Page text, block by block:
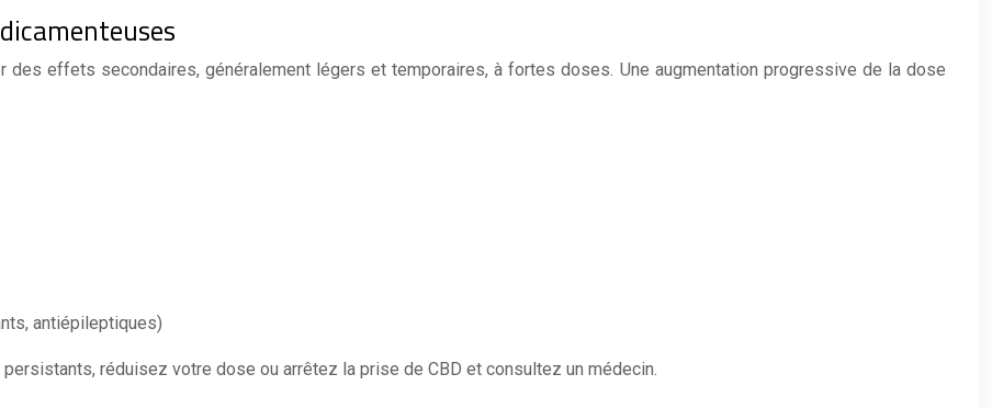
des effets secondaires, généralement légers et temporaires, à fortes doses. Une augmentation progressive de la dose
antiépileptiques)
réduisez votre dose ou arrêtez la prise de CBD et consultez un médecin.